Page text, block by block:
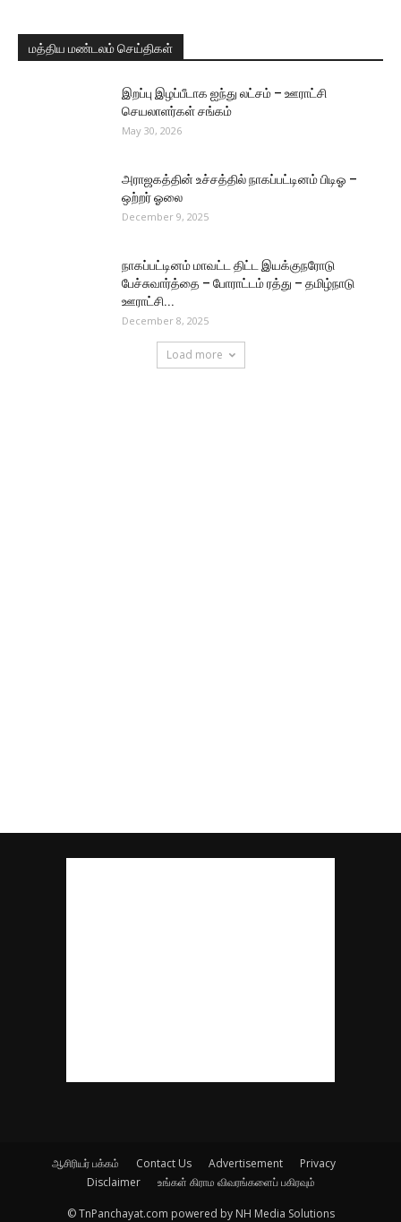
மத்திய மண்டலம் செய்திகள்
இறப்பு இழப்பீடாக ஐந்து லட்சம் – ஊராட்சி
செயலாளர்கள் சங்கம்
May 30, 2026
அராஜகத்தின் உச்சத்தில் நாகப்பட்டினம் பிடிஓ –
ஒற்றர் ஓலை
December 9, 2025
நாகப்பட்டினம் மாவட்ட திட்ட இயக்குநரோடு
பேச்சுவார்த்தை – போராட்டம் ரத்து – தமிழ்நாடு
ஊராட்சி...
December 8, 2025
Load more
ஆசிரியர் பக்கம் Contact Us Advertisement
Privacy
Disclaimer
உங்கள் கிராம விவரங்களைப் பகிரவும்
© TnPanchayat.com powered by NH Media Solutions